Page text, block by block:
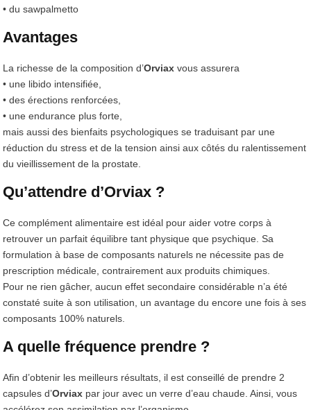
• du sawpalmetto
Avantages
La richesse de la composition d’Orviax vous assurera
• une libido intensifiée,
• des érections renforcées,
• une endurance plus forte,
mais aussi des bienfaits psychologiques se traduisant par une
réduction du stress et de la tension ainsi aux côtés du ralentissement
du vieillissement de la prostate.
Qu’attendre d’Orviax ?
Ce complément alimentaire est idéal pour aider votre corps à
retrouver un parfait équilibre tant physique que psychique. Sa
formulation à base de composants naturels ne nécessite pas de
prescription médicale, contrairement aux produits chimiques.
Pour ne rien gâcher, aucun effet secondaire considérable n’a été
constaté suite à son utilisation, un avantage du encore une fois à ses
composants 100% naturels.
A quelle fréquence prendre ?
Afin d’obtenir les meilleurs résultats, il est conseillé de prendre 2
capsules d’Orviax par jour avec un verre d’eau chaude. Ainsi, vous